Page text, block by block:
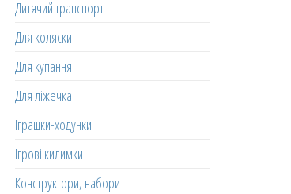
Дитячий транспорт
Для коляски
Для купання
Для ліжечка
Іграшки-ходунки
Ігрові килимки
Конструктори, набори